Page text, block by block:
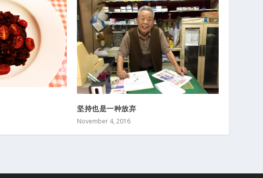
坚持也是一种放弃
November 4, 2016